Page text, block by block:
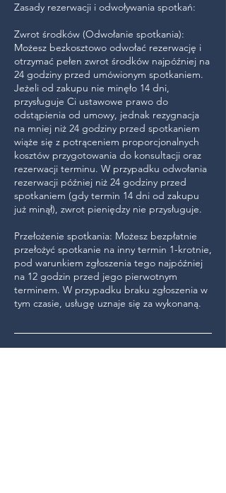
Zasady rezerwacji i odwoływania spotkań:
Zwrot środków (Odwołanie spotkania):
Możesz bezkosztowo odwołać rezerwację i
otrzymać pełen zwrot środków najpóźniej na
24 godziny przed umówionym spotkaniem.
Jeżeli od zakupu nie minęło 14 dni,
przysługuje Ci ustawowe prawo do
odstąpienia od umowy, jednak rezygnacja
na mniej niż 24 godziny przed spotkaniem
wiąże się z potrąceniem proporcjonalnych
kosztów przygotowania do konsultacji oraz
rezerwacji terminu. W przypadku odwołania
rezerwacji później niż 24 godziny przed
spotkaniem (gdy termin 14 dni od zakupu
już minął), zwrot pieniędzy nie przysługuje.
Przełożenie spotkania: Możesz bezpłatnie
przełożyć spotkanie na inny termin 1-krotnie,
pod warunkiem zgłoszenia tego najpóźniej
na 12 godzin przed jego pierwotnym
terminem. W przypadku braku zgłoszenia w
tym czasie, usługę uznaje się za wykonaną.